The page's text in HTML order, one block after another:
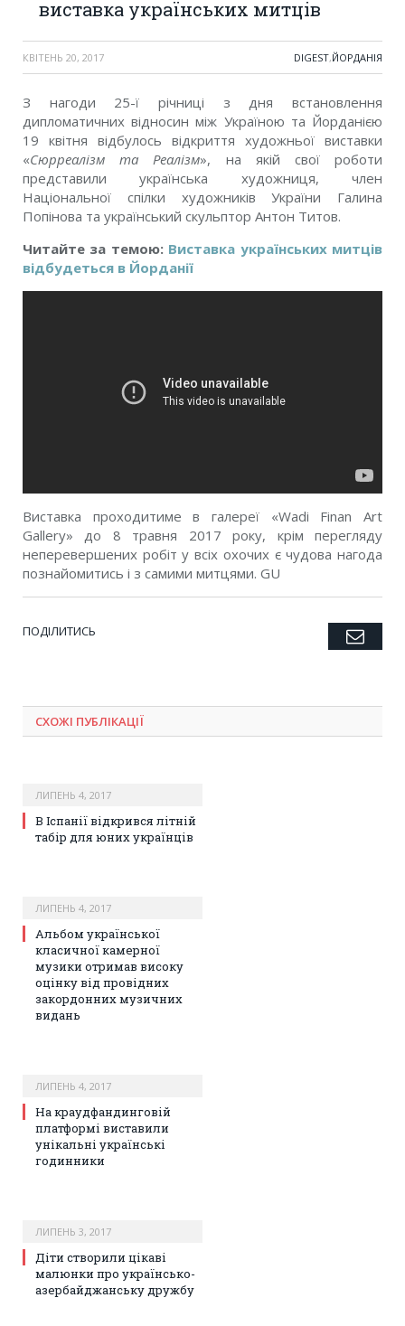
виставка українських митців
КВІТЕНЬ 20, 2017 DIGEST,ЙОРДАНІЯ
З нагоди 25-ї річниці з дня встановлення
дипломатичних відносин між Україною та Йорданією
19 квітня відбулось відкриття художньої виставки
«Сюрреалізм та Реалізм», на якій свої роботи
представили українська художниця, член
Національної спілки художників України Галина
Попінова та український скульптор Антон Титов.
Читайте за темою: Виставка українських митців
відбудеться в Йорданії
Виставка проходитиме в галереї «Wadi Finan Art
Gallery» до 8 травня 2017 року, крім перегляду
неперевершених робіт у всіх охочих є чудова нагода
познайомитись і з самими митцями. GU
ПОДІЛИТИСЬ Twitter
Facebook
Google+
Pinterest
LinkedIn
Tumblr
СХОЖІ ПУБЛІКАЦІЇ
ЛИПЕНЬ 4, 2017
В Іспанії відкрився літній
табір для юних українців
ЛИПЕНЬ 4, 2017
Альбом української
класичної камерної
музики отримав високу
оцінку від провідних
закордонних музичних
видань
ЛИПЕНЬ 4, 2017
На краудфандинговій
платформі виставили
унікальні українські
годинники
ЛИПЕНЬ 3, 2017
Діти створили цікаві
малюнки про українсько-
азербайджанську дружбу